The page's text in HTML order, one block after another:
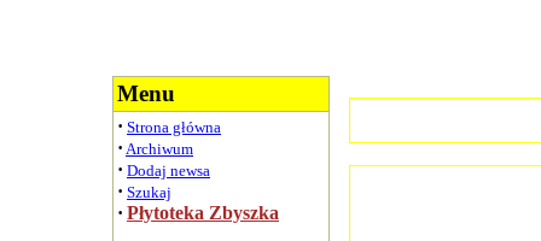
Menu
· Strona główna
· Archiwum
· Dodaj newsa
· Szukaj
· Płytoteka Zbyszka